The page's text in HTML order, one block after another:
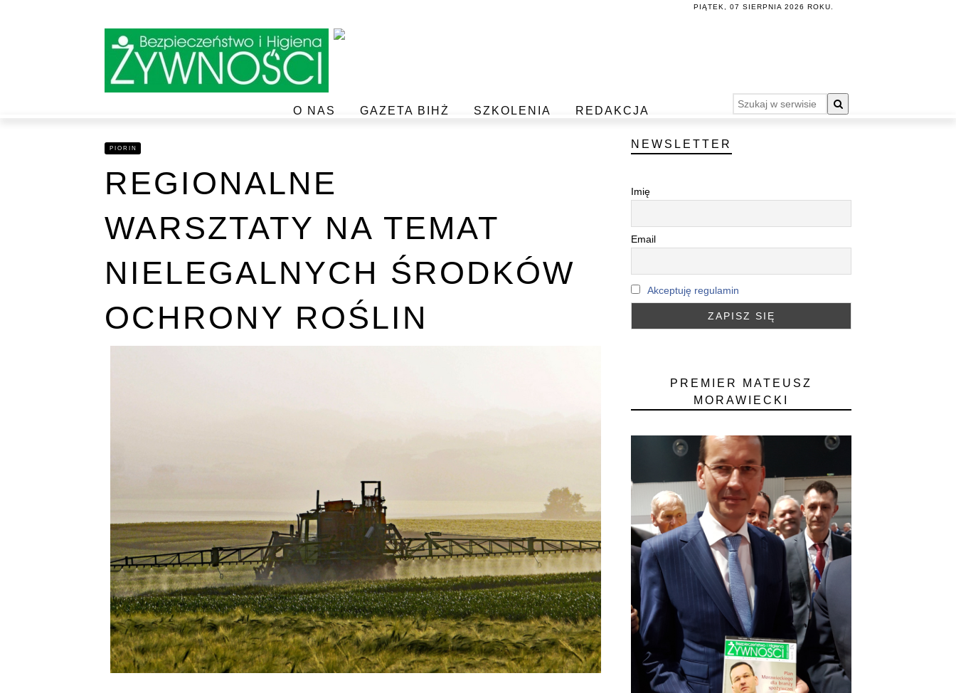
PIĄTEK, 07 SIERPNIA 2026 ROKU.
O NAS GAZETA BIHŻ SZKOLENIA REDAKCJA
PIORIN
REGIONALNE
WARSZTATY NA TEMAT
NIELEGALNYCH ŚRODKÓW
OCHRONY ROŚLIN
NEWSLETTER
Imię
Email
Akceptuję regulamin
PREMIER MATEUSZ
MORAWIECKI